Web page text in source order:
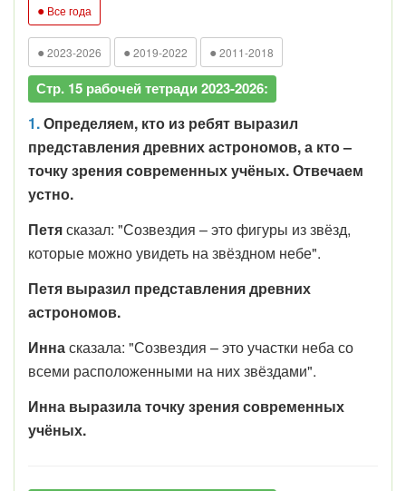
● Все года
● 2023-2026 ● 2019-2022 ● 2011-2018
Стр. 15 рабочей тетради 2023-2026:
1.Определяем, кто из ребят выразил
представления древних астрономов, а кто –
точку зрения современных учёных. Отвечаем
устно.
Петясказал: "Созвездия – это фигуры из звёзд,
которые можно увидеть на звёздном небе".
Петя выразил представления древних
астрономов.
Иннасказала: "Созвездия – это участки неба со
всеми расположенными на них звёздами".
Инна выразила точку зрения современных
учёных.